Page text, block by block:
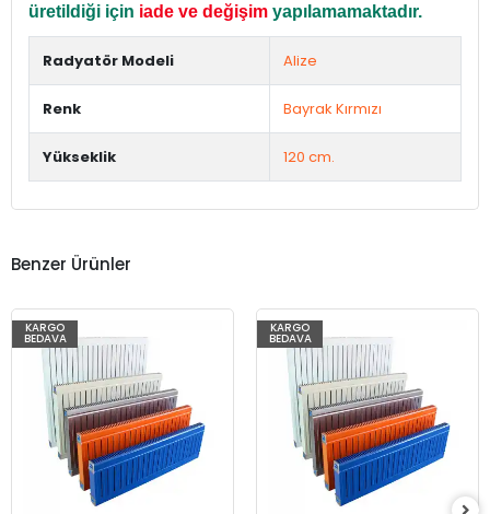
üretildiği için iade ve değişim yapılamamaktadır.
Radyatör Modeli Alize
Renk Bayrak Kırmızı
Yükseklik 120 cm.
Benzer Ürünler
KARGO
BEDAVA
KARGO
BEDAVA